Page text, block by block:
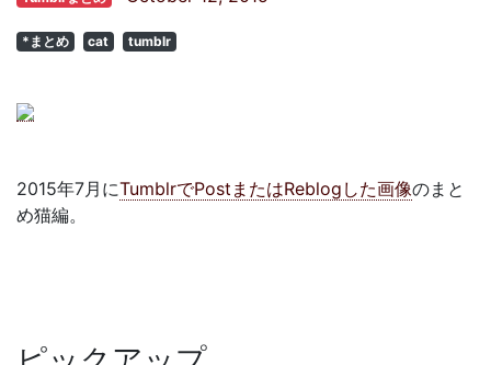
*まとめ cat tumblr
2015年7月にTumblrでPostまたはReblogした画像のまと
め猫編。